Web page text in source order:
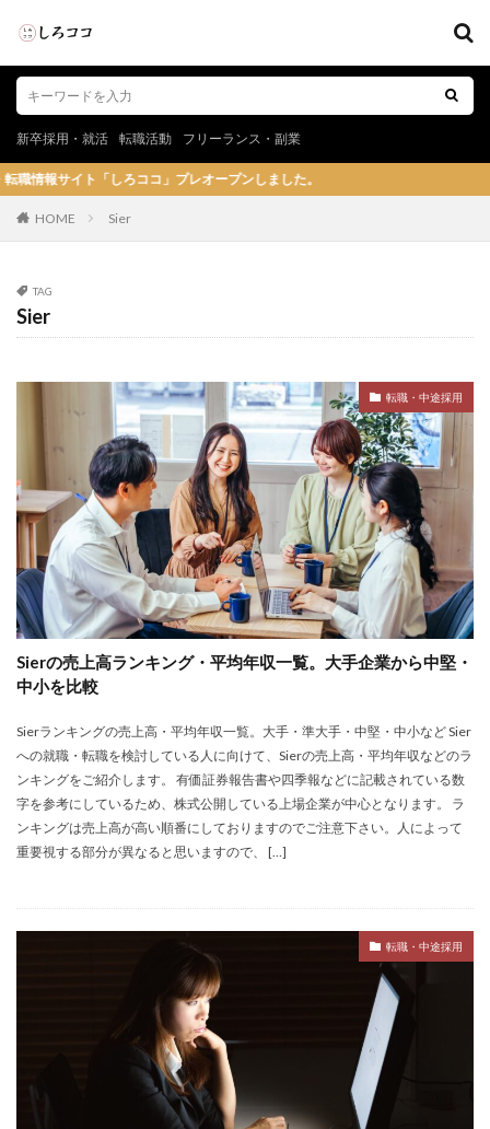
新卒採用・就活 転職活動 フリーランス・副業
ろココ」プレオープンしました。
HOME Sier
TAG
Sier
転職・中途採用
Sierの売上高ランキング・平均年収一覧。大手企業から中堅・
中小を比較
Sierランキングの売上高・平均年収一覧。大手・準大手・中堅・中小など Sier
への就職・転職を検討している人に向けて、Sierの売上高・平均年収などのラ
ンキングをご紹介します。 有価証券報告書や四季報などに記載されている数
字を参考にしているため、株式公開している上場企業が中心となります。 ラ
ンキングは売上高が高い順番にしておりますのでご注意下さい。人によって
重要視する部分が異なると思いますので、 […]
転職・中途採用